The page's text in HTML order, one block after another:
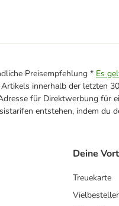
Preisempfehlung * Es
innerhalb der letzten
für Direktwerbung für
entstehen, indem du
Deine
Treuekarte